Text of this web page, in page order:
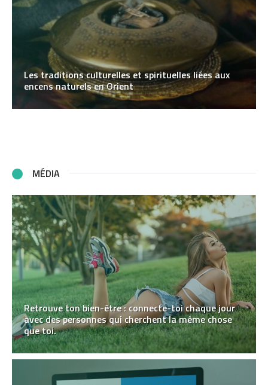
Les traditions culturelles et spirituelles liées aux
encens naturels en Orient
MÉDIA
Retrouve ton bien-être : connecte-toi chaque jour
avec des personnes qui cherchent la même chose
que toi.